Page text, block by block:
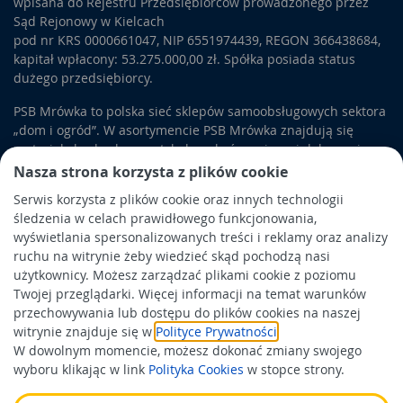
Nasza strona korzysta z plików cookie
Serwis korzysta z plików cookie oraz innych technologii
śledzenia w celach prawidłowego funkcjonowania,
wyświetlania spersonalizowanych treści i reklamy oraz analizy
ruchu na witrynie żeby wiedzieć skąd pochodzą nasi
użytkownicy. Możesz zarządzać plikami cookie z poziomu
Twojej przeglądarki. Więcej informacji na temat warunków
przechowywania lub dostępu do plików cookies na naszej
witrynie znajduje się w Polityce Prywatności
W dowolnym momencie, możesz dokonać zmiany swojego
wyboru klikając w link Polityka Cookies w stopce strony.
niewielkim wkładem czasu i naszej pracy.
Tapicerki drzwiowesą najlepszym rozwiązaniem dla osób,
które kochają to co wykonuję się szybko i na efekty nie trzeba
długo czekać. Jest to też doskonała alternatywa dla osób
wymiany zdecydowanie przewyższa ich domowy budżet.
Możemy dzięki temu stworzyć zupełnie inny wygląd naszym
drzwiom i zapewnić im modny wygląd w kilka chwil.
Sąd Rejonowy w Kielcach
pod nr KRS 0000661047, NIP 6551974439, REGON 366438684,
kapitał wpłacony: 53.275.000,00 zł. Spółka posiada status
dużego przedsiębiorcy.
PSB Mrówka to polska sieć sklepów samoobsługowych sektora
„dom i ogród”. W asortymencie PSB Mrówka znajdują się
materiały budowlane, artykuły wykończeniowe i dekoracyjne,
wyposażenie łazienek i kuchni, elektronarzędzia, a także
artykuły związane z ogrodem i otoczeniem domu.
Obowiązek informacyjny
Polityka prywatności
Polityka Cookies
Odbiór zużytego sprzętu
Wspierają nas: